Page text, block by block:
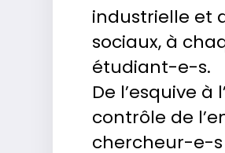
industrielle et
sociaux, à
étudiant-e-s.
De l’esquive
contrôle de
chercheur-e-s